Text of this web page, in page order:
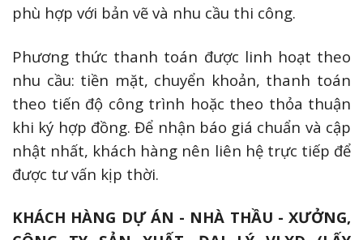
phù hợp với bản vẽ và nhu cầu thi công.
Phương thức thanh toán được linh hoạt theo
nhu cầu: tiền mặt, chuyển khoản, thanh toán
theo tiến độ công trình hoặc theo thỏa thuận
khi ký hợp đồng. Để nhận báo giá chuẩn và cập
nhật nhất, khách hàng nên liên hệ trực tiếp để
được tư vấn kịp thời.
KHÁCH HÀNG DỰ ÁN - NHÀ THẦU - XƯỞNG,